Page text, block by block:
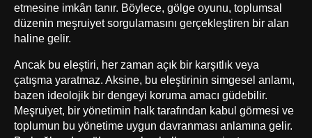
etmesine imkân tanır. Böylece, gölge oyunu, toplumsal
düzenin meşruiyet sorgulamasını gerçekleştiren bir alan
haline gelir.
Ancak bu eleştiri, her zaman açık bir karşıtlık veya
çatışma yaratmaz. Aksine, bu eleştirinin simgesel anlamı,
bazen ideolojik bir dengeyi koruma amacı güdebilir.
Meşruiyet, bir yönetimin halk tarafından kabul görmesi ve
toplumun bu yönetime uygun davranması anlamına gelir.